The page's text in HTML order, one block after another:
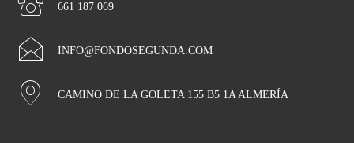
661 187 069
INFO@FONDOSEGUNDA.COM
CAMINO DE LA GOLETA 155 B5 1A ALMERÍA